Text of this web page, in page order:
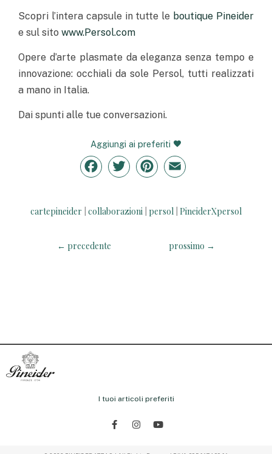
Scopri l’intera capsule in tutte le boutique Pineider
e sul sito www.Persol.com
Opere d’arte plasmate da eleganza senza tempo e
innovazione: occhiali da sole Persol, tutti realizzati
a mano in Italia.
Dai spunti alle tue conversazioni.
Aggiungi ai preferiti
Facebook
TwitterPinterestEmail
cartepineider collaborazioni persol PineiderXpersol
← precedente prossimo →
I tuoi articoli preferiti